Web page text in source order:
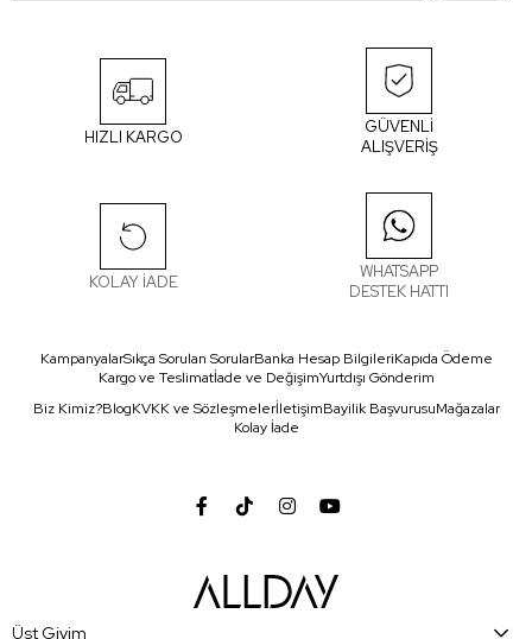
HIZLI KARGO
GÜVENLİ
ALIŞVERİŞ
KOLAY İADE
WHATSAPP
DESTEK HATTI
KampanyalarSıkça Sorulan SorularBanka Hesap BilgileriKapıda Ödeme
Kargo ve Teslimatİade ve DeğişimYurtdışı Gönderim
Biz Kimiz?BlogKVKK ve SözleşmelerİletişimBayilik BaşvurusuMağazalar
Kolay İade
Üst Giyim